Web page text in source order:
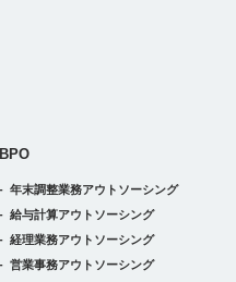
BPO
年末調整業務アウトソーシング
給与計算アウトソーシング
経理業務アウトソーシング
営業事務アウトソーシング